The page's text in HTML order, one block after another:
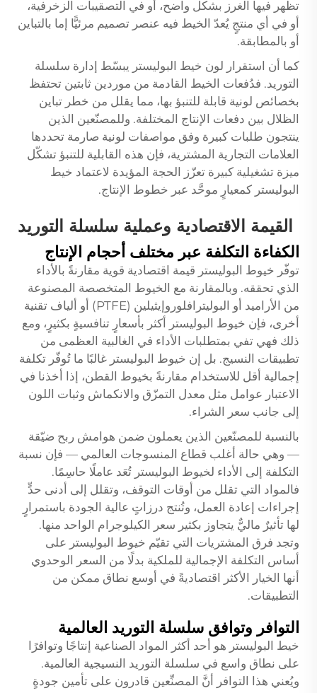
تظهر فيها الغرز بشكل واضح، أو في التصقيبات الزخرفية،
أو في أي منتجٍ يُعدّ الخيط فيه عنصر تصميم مرئيًّا إما بالتباين
أو بالمطابقة.
كما أن استقرار لون خيط البوليستر يبسّط إدارة سلسلة
التوريد. فدُفعات الخيط القادمة من موردين ثابتين تحتفظ
بخصائص لونية قابلة للتنبؤ بها، مما يقلل من خطر تباين
الظلال بين دفعات الإنتاج المختلفة. وللمصنّعين الذين
ينتجون طلبات كبيرة وفق مواصفات لونية صارمة تحددها
العلامات التجارية المشترية، فإن هذه القابلية للتنبؤ تشكّل
ميزة تشغيلية كبيرة تعزّز الحجة المؤيدة لاعتماد خيط
البوليستر كمعيارٍ موحَّد عبر خطوط الإنتاج.
القيمة الاقتصادية وعملية سلسلة التوريد
الكفاءة التكلفة عبر مختلف أحجام الإنتاج
توفّر خيوط البوليستر قيمة اقتصادية قوية مقارنةً بالأداء
الذي تحققه. وبالمقارنة مع الخيوط المتخصصة المصنوعة
من الأراميد أو البوليترافلوروإيثيلين (PTFE) أو ألياف تقنية
أخرى، فإن خيوط البوليستر أكثر بأسعارٍ تنافسيةٍ بكثيرٍ، ومع
ذلك فهي تفي بمتطلبات الأداء في الغالبية العظمى من
تطبيقات النسيج. بل إن خيوط البوليستر غالبًا ما تُوفّر تكلفة
إجمالية أقل للاستخدام مقارنةً بخيوط القطن، إذا أخذنا في
الاعتبار عوامل مثل معدل التمزّق والانكماش وثبات اللون
إلى جانب سعر الشراء.
بالنسبة للمصنّعين الذين يعملون ضمن هوامش ربح ضيّقة
— وهي حالة أغلب قطاع المنسوجات العالمي — فإن نسبة
التكلفة إلى الأداء لخيوط البوليستر تُعَد عاملًا حاسِمًا.
فالمواد التي تقلل من أوقات التوقف، وتقلل إلى أدنى حدٍّ
إجراءات إعادة العمل، وتُنتج درزاتٍ عالية الجودة باستمرارٍ
لها تأثيرٌ ماليٌّ يتجاوز بكثير سعر الكيلوجرام الواحد منها.
وتجد فرق المشتريات التي تقيّم خيوط البوليستر على
أساس التكلفة الإجمالية للملكية بدلًا من السعر الوحدوي
أنها الخيار الأكثر اقتصاديةً في أوسع نطاق ممكن من
التطبيقات.
التوافر وتوافق سلسلة التوريد العالمية
خيط البوليستر هو أحد أكثر المواد الصناعية إنتاجًا وتوافرًا
على نطاق واسع في سلسلة التوريد النسيجية العالمية.
ويُعني هذا التوافر أنَّ المصنِّعين قادرون على تأمين جودةٍ